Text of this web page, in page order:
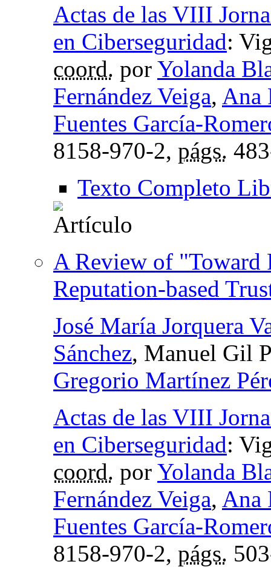
Actas de las VIII
en Ciberseguridad:
coord. por Yolanda
Fernández Veiga, Ana
Fuentes García-
8158-970-2, págs.
Texto Completo
A Review of "Toward
Reputation-based
José María Jorquera
Sánchez, Manuel Gil
Gregorio Martínez
Actas de las VIII
en Ciberseguridad:
coord. por Yolanda
Fernández Veiga, Ana
Fuentes García-
8158-970-2, págs.